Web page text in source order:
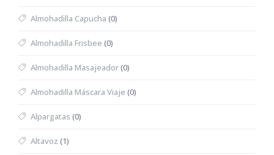
Almohadilla Capucha (0)
Almohadilla Frisbee (0)
Almohadilla Masajeador(0)
Almohadilla Máscara Viaje (0)
Alpargatas (0)
Altavoz (1)